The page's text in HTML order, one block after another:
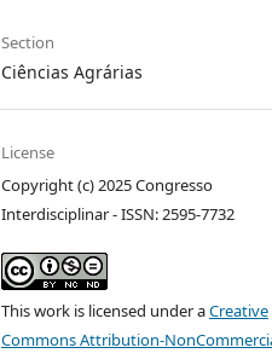
Section
Ciências Agrárias
License
Copyright (c) 2025 Congresso
Interdisciplinar - ISSN: 2595-7732
This work is licensed under aCreative
Commons Attribution-